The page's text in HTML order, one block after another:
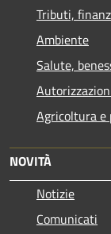
Tributi,
Ambiente
Salute,
Agricoltura e
NOVITÀ
Notizie
Comunicati